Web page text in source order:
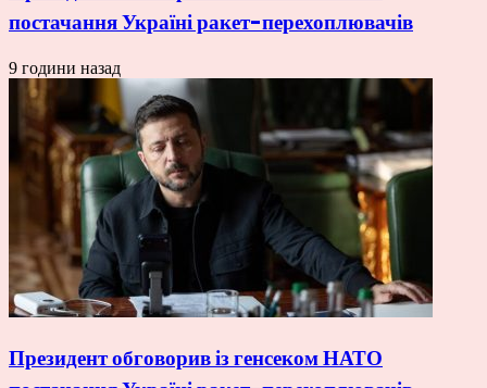
постачання Україні ракет-перехоплювачів
9 години назад
Президент обговорив із генсеком НАТО